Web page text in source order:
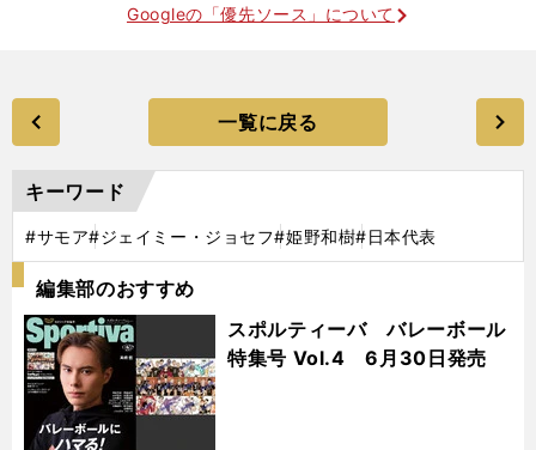
Googleの「優先ソース」について
一覧に戻る
キーワード
#サモア#ジェイミー・ジョセフ#姫野和樹#日本代表
編集部のおすすめ
スポルティーバ バレーボール
特集号 Vol.4 6月30日発売